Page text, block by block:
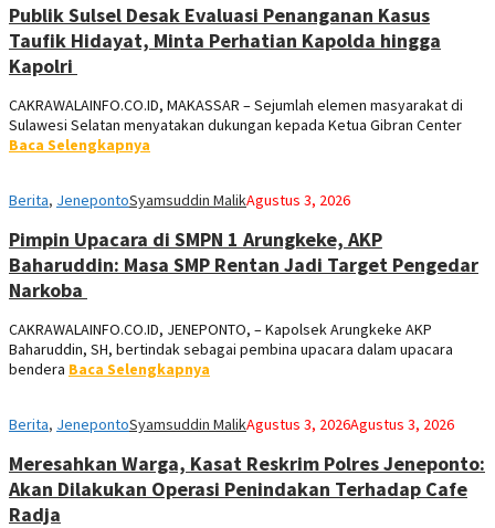
Publik Sulsel Desak Evaluasi Penanganan Kasus
Taufik Hidayat, Minta Perhatian Kapolda hingga
Kapolri
CAKRAWALAINFO.CO.ID, MAKASSAR – Sejumlah elemen masyarakat di
Sulawesi Selatan menyatakan dukungan kepada Ketua Gibran Center
Baca Selengkapnya
Berita, JenepontoSyamsuddin MalikAgustus 3, 2026
Pimpin Upacara di SMPN 1 Arungkeke, AKP
Baharuddin: Masa SMP Rentan Jadi Target Pengedar
Narkoba
CAKRAWALAINFO.CO.ID, JENEPONTO, – Kapolsek Arungkeke AKP
Baharuddin, SH, bertindak sebagai pembina upacara dalam upacara
bendera Baca Selengkapnya
Berita, JenepontoSyamsuddin MalikAgustus 3, 2026Agustus 3, 2026
Meresahkan Warga, Kasat Reskrim Polres Jeneponto:
Akan Dilakukan Operasi Penindakan Terhadap Cafe
Radja